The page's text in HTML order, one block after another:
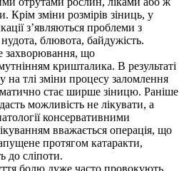
Крім зміни розмірів зіниць, у
з’являються проблеми з
блювота, байдужість.
захворювання, що
кришталика. В результаті
на тлі зміни процесу заломлення
стає ширше зіницю. Раніше
можливість не лікувати, а
консервативними
вважається операція, що
протягом катаракти,
до сліпоти.
болю дуже часто провокують